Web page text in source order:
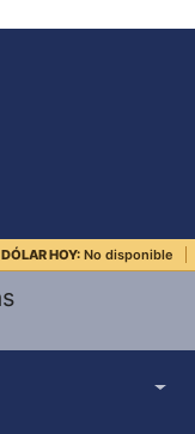
DÓLAR HOY: No disponible